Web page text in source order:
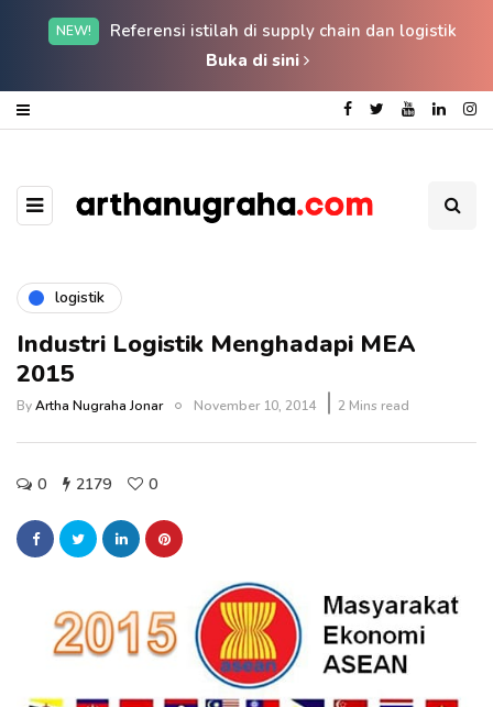
NEW!
Referensi istilah di supply chain dan logistik
Buka di sini
logistik
Industri Logistik Menghadapi MEA
2015
ByArtha Nugraha Jonar November 10, 2014 2 Mins read
0 2179 0